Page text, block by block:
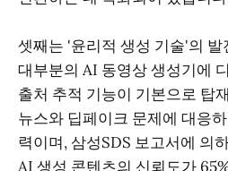
셋째는 '윤리적 생성 기술'의
대부분의 AI 동영상 생성기에
출처 추적 기능이 기본으로 탑
뉴스와 딥페이크 문제에 대응
력이며, 삼성SDS 보고서에 의
AI 생성 콘텐츠의 신뢰도가